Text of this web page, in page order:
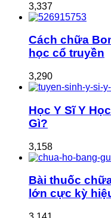
3,337
Cách chữa
học cổ truyền
3,290
Học Y Sĩ Y
Gì?
3,158
Bài thuốc
lớn cực kỳ